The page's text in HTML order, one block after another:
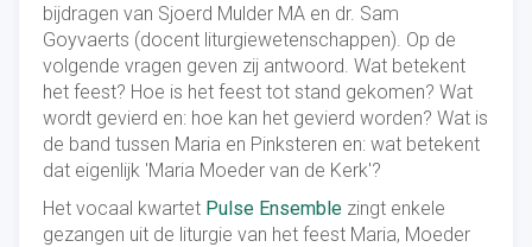
bijdragen van Sjoerd Mulder MA en dr. Sam
Goyvaerts (docent liturgiewetenschappen). Op de
volgende vragen geven zij antwoord. Wat betekent
het feest? Hoe is het feest tot stand gekomen? Wat
wordt gevierd en: hoe kan het gevierd worden? Wat is
de band tussen Maria en Pinksteren en: wat betekent
dat eigenlijk 'Maria Moeder van de Kerk'?
Het vocaal kwartet Pulse Ensemble zingt enkele
gezangen uit de liturgie van het feest Maria, Moeder